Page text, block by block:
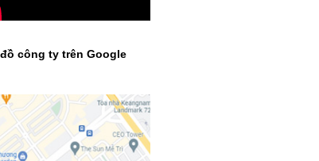
công ty trên Google